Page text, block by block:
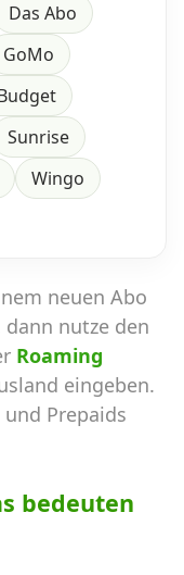
Das Abo
GoMo
Sunrise
Wingo
neuen Abo
nutze den
Roaming
eingeben.
Prepaids
bedeuten